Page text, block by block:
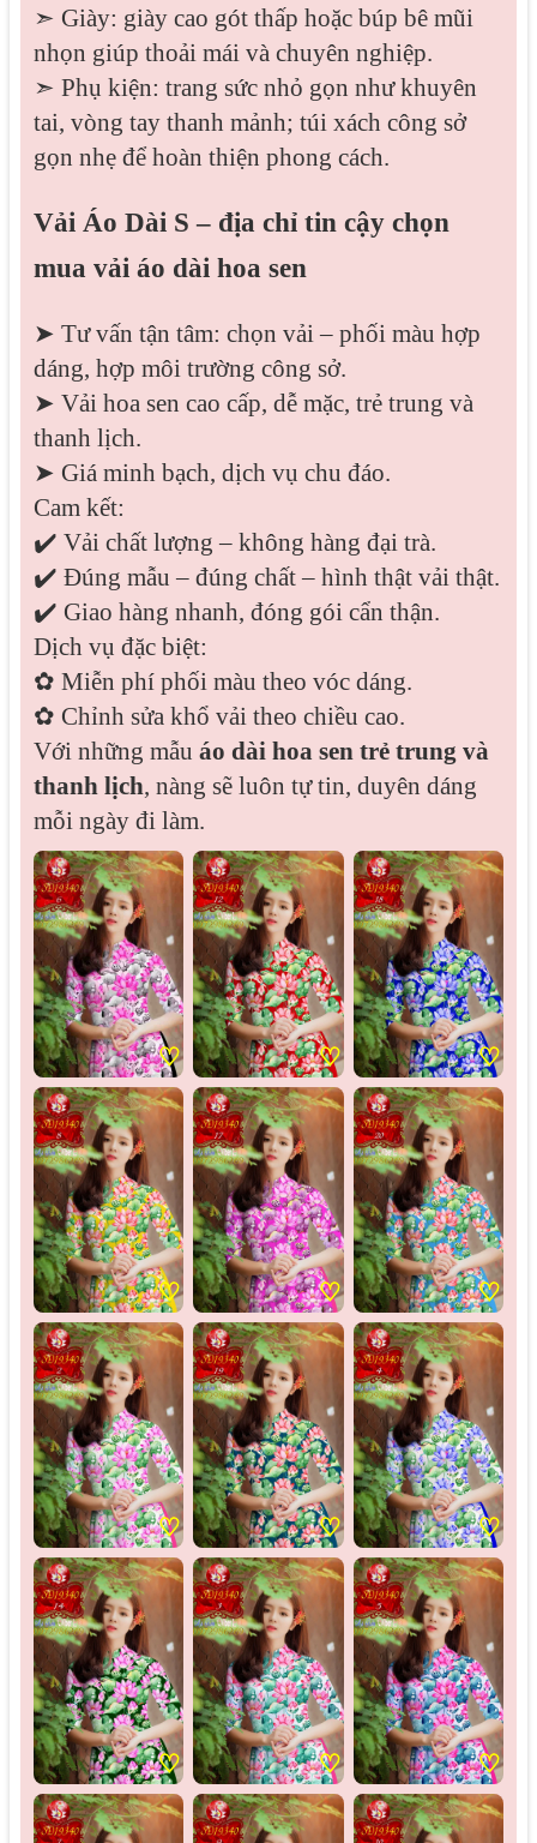
➣ Giày: giày cao gót thấp hoặc búp bê mũi
nhọn giúp thoải mái và chuyên nghiệp.
➣ Phụ kiện: trang sức nhỏ gọn như khuyên
tai, vòng tay thanh mảnh; túi xách công sở
gọn nhẹ để hoàn thiện phong cách.
Vải Áo Dài S – địa chỉ tin cậy chọn
mua vải áo dài hoa sen
➤ Tư vấn tận tâm: chọn vải – phối màu hợp
dáng, hợp môi trường công sở.
➤ Vải hoa sen cao cấp, dễ mặc, trẻ trung và
thanh lịch.
➤ Giá minh bạch, dịch vụ chu đáo.
Cam kết:
✔️ Vải chất lượng – không hàng đại trà.
✔️ Đúng mẫu – đúng chất – hình thật vải thật.
✔️ Giao hàng nhanh, đóng gói cẩn thận.
Dịch vụ đặc biệt:
✿ Miễn phí phối màu theo vóc dáng.
✿ Chỉnh sửa khổ vải theo chiều cao.
Với những mẫu áo dài hoa sen trẻ trung và
thanh lịch, nàng sẽ luôn tự tin, duyên dáng
mỗi ngày đi làm.
♡ ♡ ♡
♡ ♡ ♡
♡ ♡ ♡
♡ ♡ ♡